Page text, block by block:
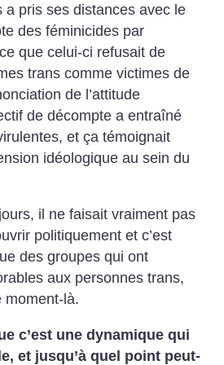
a pris ses distances avec le
des féminicides par
que celui-ci refusait de
trans comme victimes de
de l’attitude
de décompte a entraîné
et ça témoignait
idéologique au sein du
il ne faisait vraiment pas
politiquement et c’est
des groupes qui ont
aux personnes trans,
moment-là.
c’est une dynamique qui
et jusqu’à quel point peut-